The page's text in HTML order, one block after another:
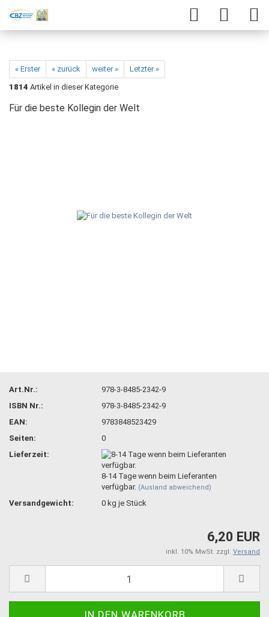
« Erster « zurück weiter »
Letzter »
1814 Artikel in dieser Kategorie
Für die beste Kollegin der Welt
Art.Nr.:
978-3-8485-2342-9
ISBN Nr.:
978-3-8485-2342-9
EAN:
9783848523429
Seiten:
0
Lieferzeit:
8-14 Tage wenn beim Lieferanten
verfügbar. (Ausland abweichend)
Versandgewicht: 0 kg je Stück
6,20 EUR
inkl. 10% MwSt. zzgl. Versand